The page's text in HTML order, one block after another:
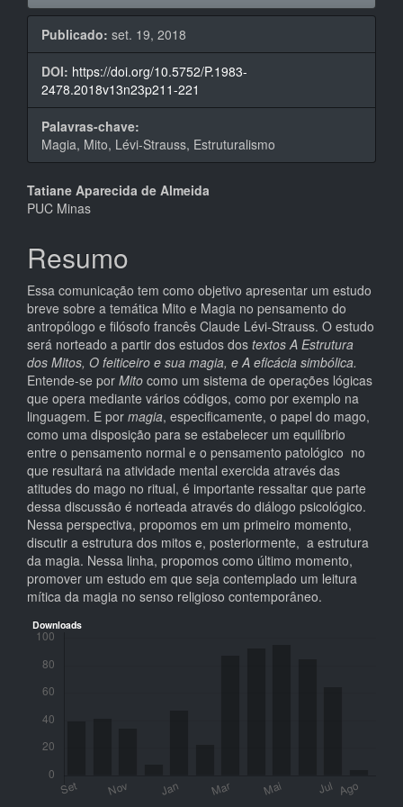
Publicado: set. 19, 2018
DOI: https://doi.org/10.5752/P.1983-
2478.2018v13n23p211-221
Palavras-chave:
Magia, Mito, Lévi-Strauss, Estruturalismo
Conteúdo
do
artigo
principal
Tatiane Aparecida de Almeida
PUC Minas
Resumo
Essa comunicação tem como objetivo apresentar um estudo
breve sobre a temática Mito e Magia no pensamento do
antropólogo e filósofo francês Claude Lévi-Strauss. O estudo
será norteado a partir dos estudos dos textos A Estrutura
dos Mitos, O feiticeiro e sua magia, e A eficácia simbólica.
Entende-se por Mito como um sistema de operações lógicas
que opera mediante vários códigos, como por exemplo na
linguagem. E por magia, especificamente, o papel do mago,
como uma disposição para se estabelecer um equilíbrio
entre o pensamento normal e o pensamento patológico no
que resultará na atividade mental exercida através das
atitudes do mago no ritual, é importante ressaltar que parte
dessa discussão é norteada através do diálogo psicológico.
Nessa perspectiva, propomos em um primeiro momento,
discutir a estrutura dos mitos e, posteriormente, a estrutura
da magia. Nessa linha, propomos como último momento,
promover um estudo em que seja contemplado um leitura
mítica da magia no senso religioso contemporâneo.
Downloads